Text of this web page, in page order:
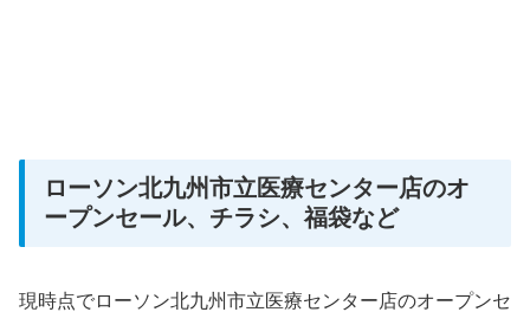
ローソン北九州市立医療センター店のオ
ープンセール、チラシ、福袋など
現時点でローソン北九州市立医療センター店のオープンセ